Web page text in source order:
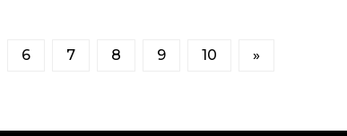
6 7 8 9 10 »